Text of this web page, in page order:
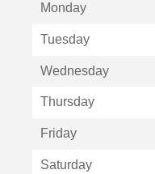
u
Monday
Tuesday
Wednesday
Thursday
Friday
Saturday